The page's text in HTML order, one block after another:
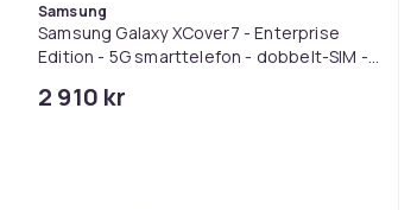
Samsung
Samsung Galaxy XCover7 - Enterprise
Edition - 5G smarttelefon - dobbelt-SIM -
slot - LCD-display - 6.6" - 2...
2 910 kr